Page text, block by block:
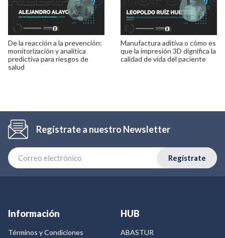
De la reacción a la prevención:
monitorización y analítica
predictiva para riesgos de
salud
Manufactura aditiva o cómo es
que la impresión 3D dignifica la
calidad de vida del paciente
Regístrate a nuestro Newsletter
Regístrate
Información
Términos y Condiciones
HUB
ABASTUR